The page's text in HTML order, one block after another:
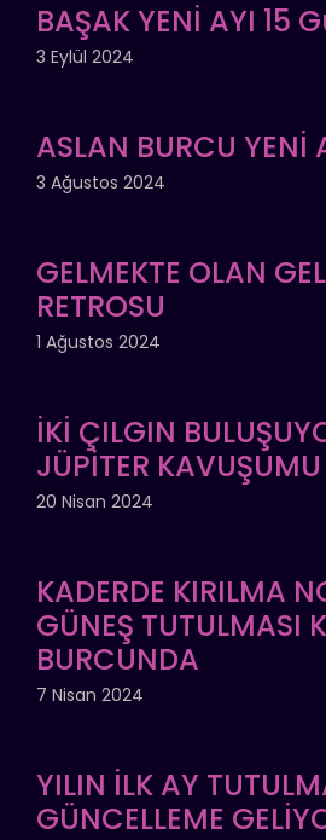
BAŞAK YENİ AYI 15
3 Eylül 2024
ASLAN BURCU YENİ
3 Ağustos 2024
GELMEKTE OLAN
RETROSU
1 Ağustos 2024
İKİ ÇILGIN
JÜPİTER KAVUŞUMU
20 Nisan 2024
KADERDE KIRILMA
GÜNEŞ TUTULMASI
BURCUNDA
7 Nisan 2024
YILIN İLK AY
GÜNCELLEME